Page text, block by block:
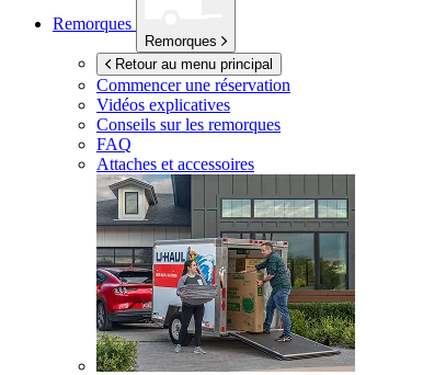
Remorques
Remorques
Retour au menu principal
Commencer une réservation
Vidéos explicatives
Conseils sur les remorques
FAQ
Attaches et accessoires